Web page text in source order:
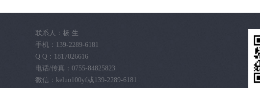
联系人：杨 生
手机：139-2289-6181
Q Q：1817026616
电话/传真：0755-84825823
微信：keluo100yf或139-2289-6181